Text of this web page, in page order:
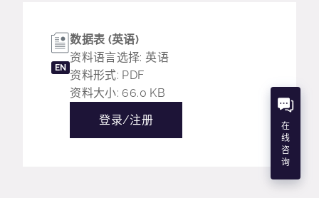
EN
数据表 (英语)
资料语言选择: 英语
资料形式: PDF
资料大小: 66.0 KB
登录/注册
在
线
咨
询